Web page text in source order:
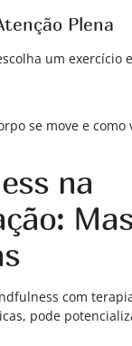
Plena
um exercício
se move e como
na
com
pode